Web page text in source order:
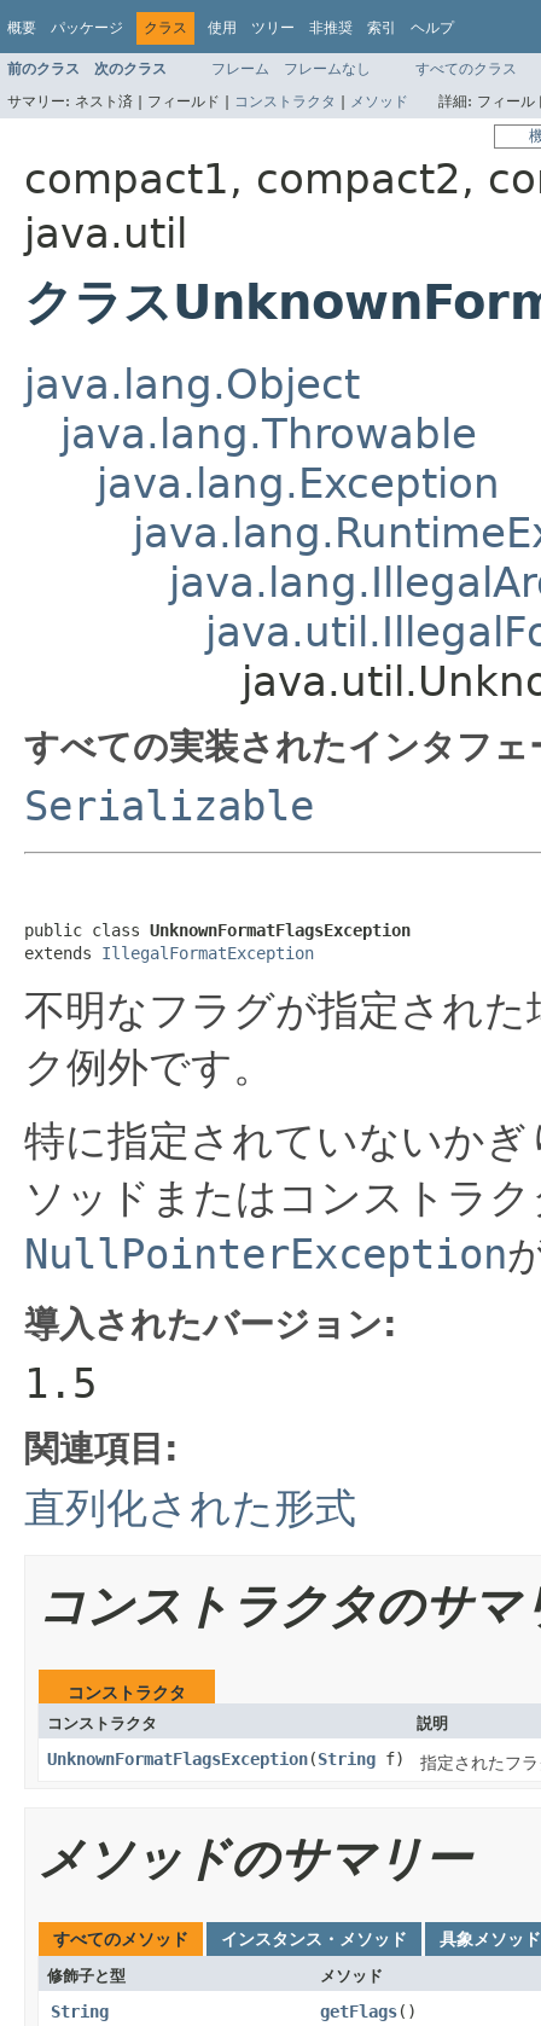
概要 パッケージ クラス 使用 ツリー 非推奨 索引 ヘルプ
前のクラス 次のクラス フレーム フレームなし
すべてのクラス
サマリー: ネスト済 | フィールド | コンストラクタ | メソッド 詳細: フィー
compact1, compact2,
java.util
クラス
java.lang.Object
java.lang.Throwable
java.lang.Exception
すべての実装されたインタフ
Serializable
public class UnknownFormatFlagsException
extends IllegalFormatException
不明なフラグが指定され
ク例外です。
特に指定されていないかぎ
ソッドまたはコンストラ
NullPointerException
導入されたバージョン:
1.5
関連項目:
直列化された形式
コンストラクタのサマ
コンストラクタ
コンストラクタ 説明
UnknownFormatFlagsException(String f) 指定されたフ
メソッドのサマリー
すべてのメソッド インスタンス・メソッド 具象メソッド
修飾子と型 メソッド
String getFlags()